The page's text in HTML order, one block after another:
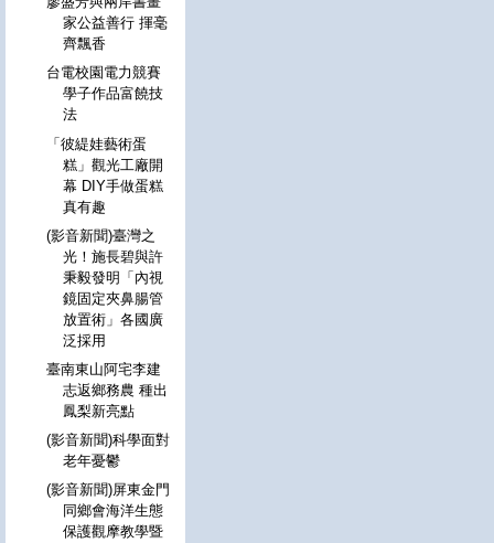
家公益善行 揮毫
齊飄香
台電校園電力競賽
學子作品富饒技
法
「彼緹娃藝術蛋
糕」觀光工廠開
幕 DIY手做蛋糕
真有趣
(影音新聞)臺灣之
光！施長碧與許
秉毅發明「內視
鏡固定夾鼻腸管
放置術」各國廣
泛採用
臺南東山阿宅李建
志返鄉務農 種出
鳳梨新亮點
(影音新聞)科學面對
老年憂鬱
(影音新聞)屏東金門
同鄉會海洋生態
保護觀摩教學暨